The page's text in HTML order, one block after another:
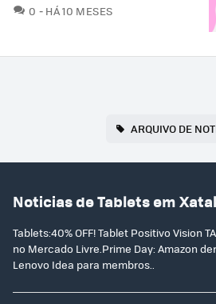
0 COMENTÁRIOS
HÁ 10 MESES
ARQUIVO DE
Noticias de Tablets em
Tablets:40% OFF! Tablet Positivo Vision
no Mercado Livre.Prime Day: Amazon
Lenovo Idea para membros..